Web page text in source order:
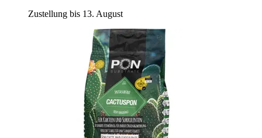
Zustellung bis 13. August